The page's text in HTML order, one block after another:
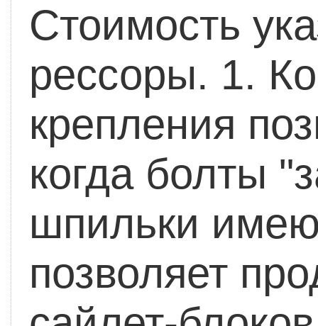
Стоимость
рессоры. 1.
крепления
когда болты
шпильки
позволяет